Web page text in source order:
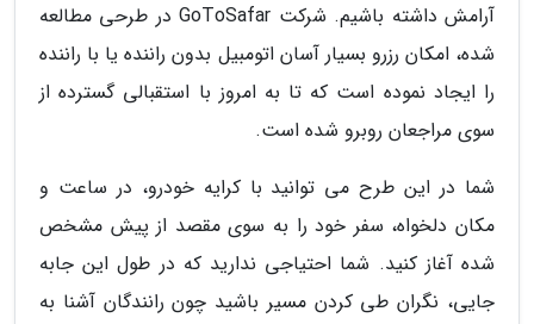
آرامش داشته باشیم. شرکت GoToSafar در طرحی مطالعه
شده، امکان رزرو بسیار آسان اتومبیل بدون راننده یا با راننده
را ایجاد نموده است که تا به امروز با استقبالی گسترده از
سوی مراجعان روبرو شده است.
شما در این طرح می توانید با کرایه خودرو، در ساعت و
مکان دلخواه، سفر خود را به سوی مقصد از پیش مشخص
شده آغاز کنید. شما احتیاجی ندارید که در طول این جابه
جایی، نگران طی کردن مسیر باشید چون رانندگان آشنا به